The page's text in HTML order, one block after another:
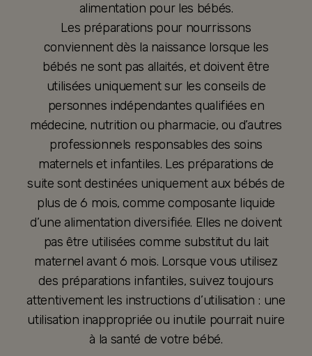
alimentation pour les bébés.
Les préparations pour nourrissons
conviennent dès la naissance lorsque les
bébés ne sont pas allaités, et doivent être
utilisées uniquement sur les conseils de
personnes indépendantes qualifiées en
médecine, nutrition ou pharmacie, ou d’autres
professionnels responsables des soins
maternels et infantiles. Les préparations de
suite sont destinées uniquement aux bébés de
plus de 6 mois, comme composante liquide
d’une alimentation diversifiée. Elles ne doivent
pas être utilisées comme substitut du lait
maternel avant 6 mois. Lorsque vous utilisez
des préparations infantiles, suivez toujours
attentivement les instructions d’utilisation : une
utilisation inappropriée ou inutile pourrait nuire
à la santé de votre bébé.